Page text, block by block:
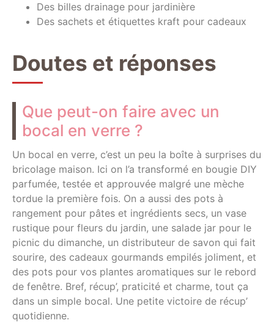
Des billes drainage pour jardinière
Des sachets et étiquettes kraft pour cadeaux
Doutes et réponses
Que peut-on faire avec un
bocal en verre ?
Un bocal en verre, c’est un peu la boîte à surprises du
bricolage maison. Ici on l’a transformé en bougie DIY
parfumée, testée et approuvée malgré une mèche
tordue la première fois. On a aussi des pots à
rangement pour pâtes et ingrédients secs, un vase
rustique pour fleurs du jardin, une salade jar pour le
picnic du dimanche, un distributeur de savon qui fait
sourire, des cadeaux gourmands empilés joliment, et
des pots pour vos plantes aromatiques sur le rebord
de fenêtre. Bref, récup’, praticité et charme, tout ça
dans un simple bocal. Une petite victoire de récup’
quotidienne.